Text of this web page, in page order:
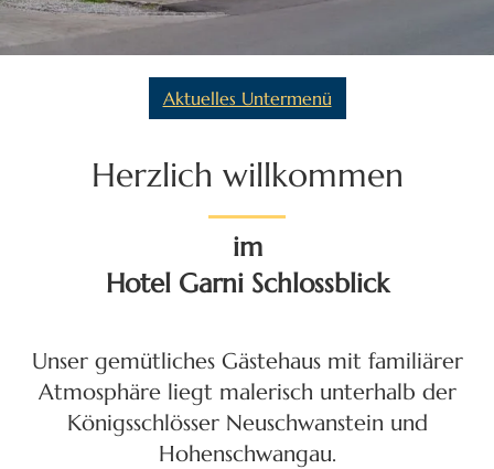
Aktuelles Untermenü
Herzlich willkommen
im
Hotel Garni Schlossblick
Unser gemütliches Gästehaus mit familiärer
Atmosphäre liegt malerisch unterhalb der
Königsschlösser Neuschwanstein und
Hohenschwangau.